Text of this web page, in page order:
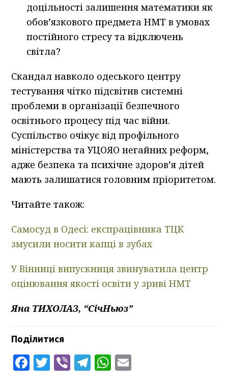
доцільності залишення математики як
обов’язкового предмета НМТ в умовах
постійного стресу та відключень
світла?
Скандал навколо одеського центру
тестування чітко підсвітив системні
проблеми в організації безпечного
освітнього процесу під час війни.
Суспільство очікує від профільного
міністерства та УЦОЯО негайних реформ,
адже безпека та психічне здоров’я дітей
мають залишатися головним пріоритетом.
Читайте також:
Самосуд в Одесі: експрацівника ТЦК
змусили носити капці в зубах
У Вінниці випускниця звинуватила центр
оцінювання якості освіти у зриві НМТ
Яна ТИХОЛАЗ, “СічНьюз”
Поділитися
Facebook
Twitter
ViberTelegram
WhatsApp